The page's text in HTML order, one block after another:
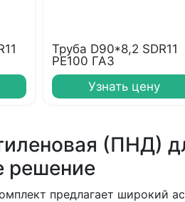
Труба D90*8,2 SDR11
PE100 ГАЗ
Узнать цену
(ПНД)
решение
предлагает широкий